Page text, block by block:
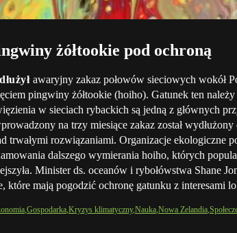
żółtookie pod ochroną
awaryjny zakaz połowów sieciowych wokół
pingwiny żółtookie (hoiho). Gatunek ten należy
w sieciach rybackich są jedną z głównych
na trzy miesiące zakaz został
trwałymi rozwiązaniami. Organizacje ekologiczne
dalszego wymierania hoiho, których
Minister ds. oceanów i rybołówstwa Shane
które mają pogodzić ochronę gatunku z interesami
Gospodarka Kryzys klimatyczny Nauka Nowa Zelandia